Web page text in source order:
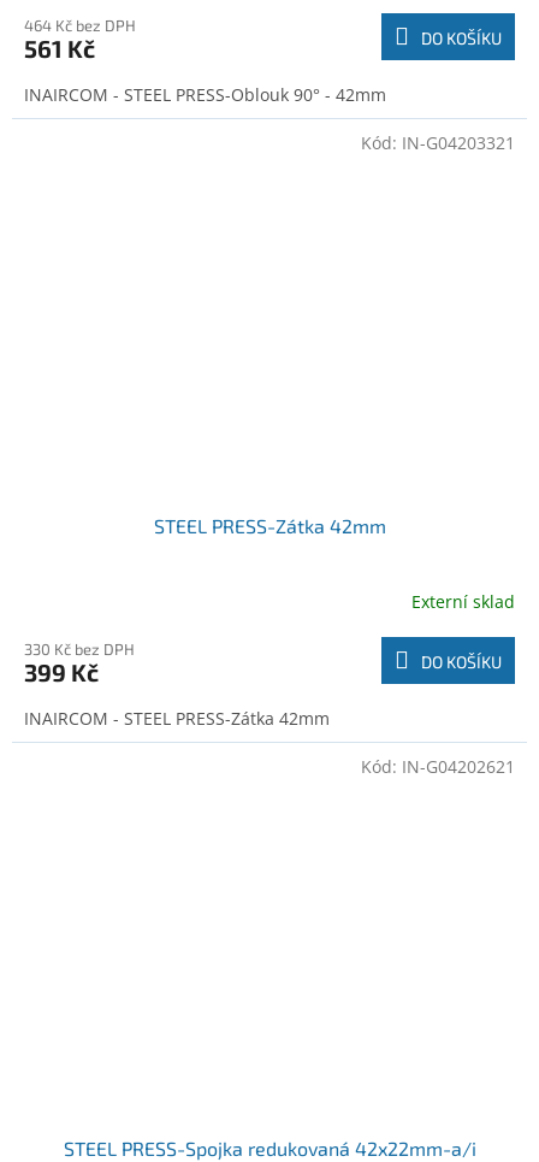
464 Kč bez DPH
561 Kč DO KOŠÍKU
INAIRCOM - STEEL PRESS-Oblouk 90° - 42mm
STEEL PRESS-Zátka 42mm
Externí sklad
330 Kč bez DPH
399 Kč DO KOŠÍKU
INAIRCOM - STEEL PRESS-Zátka 42mm
Kód: IN-G04203321
STEEL PRESS-Spojka redukovaná 42x22mm-a/i
Kód: IN-G04202621